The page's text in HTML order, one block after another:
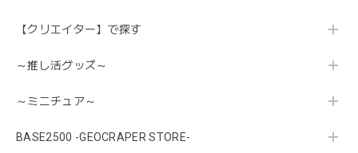
【クリエイター】で探す
～推し活グッズ～
～ミニチュア～
BASE2500 -GEOCRAPER STORE-